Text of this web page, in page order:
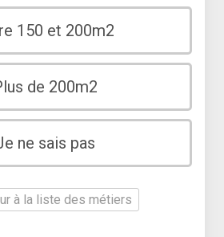
150 et 200m2
de 200m2
ne sais pas
à la liste des métiers